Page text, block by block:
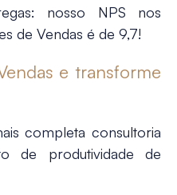
: nosso NPS nos
de Vendas é de 9,7!
e transforme
completa consultoria
de produtividade de